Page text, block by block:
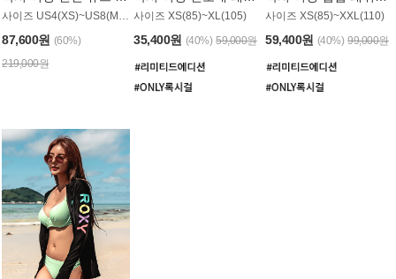
87,600원 (60%)
219,000원
사이즈 XS(85)~XL(105)
35,400원 (40%) 59,000원
사이즈 XS(85)~XXL(110)
59,400원 (40%) 99,000원